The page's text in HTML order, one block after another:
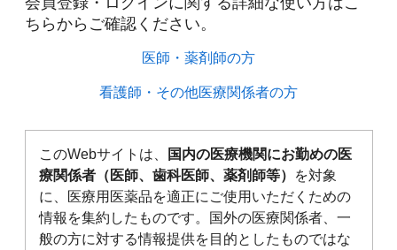
ちらからご確認ください。​
医師・薬剤師の方​
看護師・その他医療関係者の方​
このWebサイトは、
国内の医療機関にお勤めの医
療関係者（医師、歯科医師、薬剤師等）
を対象
に、医療用医薬品を適正にご使用いただくための
情報を集約したものです。国外の医療関係者、一
般の方に対する情報提供を目的としたものではな